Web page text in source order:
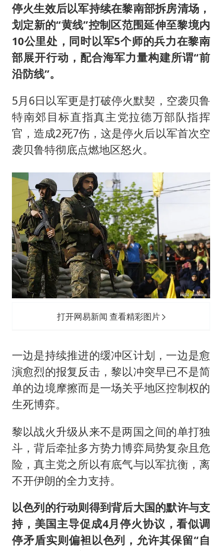
停火生效后以军持续在黎南部拆房清场，
划定新的“黄线”控制区范围延伸至黎境内
10公里处，同时以军5个师的兵力在黎南
部展开行动，配合海军力量构建所谓“前
沿防线”。
5月6日以军更是打破停火默契，空袭贝鲁
特南郊目标直指真主党拉德万部队指挥
官，造成2死7伤，这是停火后以军首次空
袭贝鲁特彻底点燃地区怒火。
打开网易新闻 查看精彩图片
一边是持续推进的缓冲区计划，一边是愈
演愈烈的报复反击，黎以冲突早已不是简
单的边境摩擦而是一场关乎地区控制权的
生死博弈。
黎以战火升级从来不是两国之间的单打独
斗，背后牵扯多方势力博弈局势复杂且危
险，真主党之所以有底气与以军抗衡，离
不开伊朗的全力支持。
以色列的行动则得到背后大国的默许与支
持，美国主导促成4月停火协议，看似调
停矛盾实则偏袒以色列，允许其保留“自